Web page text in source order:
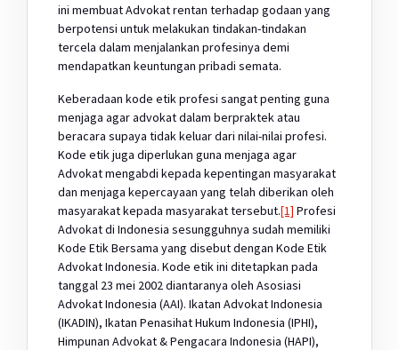
ini membuat Advokat rentan terhadap godaan yang
berpotensi untuk melakukan tindakan-tindakan
tercela dalam menjalankan profesinya demi
mendapatkan keuntungan pribadi semata.
Keberadaan kode etik profesi sangat penting guna
menjaga agar advokat dalam berpraktek atau
beracara supaya tidak keluar dari nilai-nilai profesi.
Kode etik juga diperlukan guna menjaga agar
Advokat mengabdi kepada kepentingan masyarakat
dan menjaga kepercayaan yang telah diberikan oleh
masyarakat kepada masyarakat tersebut.[1] Profesi
Advokat di Indonesia sesungguhnya sudah memiliki
Kode Etik Bersama yang disebut dengan Kode Etik
Advokat Indonesia. Kode etik ini ditetapkan pada
tanggal 23 mei 2002 diantaranya oleh Asosiasi
Advokat Indonesia (AAI). Ikatan Advokat Indonesia
(IKADIN), Ikatan Penasihat Hukum Indonesia (IPHI),
Himpunan Advokat & Pengacara Indonesia (HAPI),